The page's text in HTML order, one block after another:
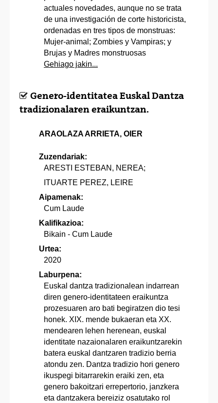
actuales novedades, aunque no se trata
de una investigación de corte historicista,
ordenadas en tres tipos de monstruas:
Mujer-animal; Zombies y Vampiras; y
Brujas y Madres monstruosas
Gehiago jakin...
Genero-identitatea Euskal Dantza
tradizionalaren eraikuntzan.
ARAOLAZA ARRIETA, OIER
Zuzendariak:
ARESTI ESTEBAN, NEREA;
ITUARTE PEREZ, LEIRE
Aipamenak:
Cum Laude
Kalifikazioa:
Bikain - Cum Laude
Urtea:
2020
Laburpena:
Euskal dantza tradizionalean indarrean
diren genero-identitateen eraikuntza
prozesuaren aro bati begiratzen dio tesi
honek. XIX. mende bukaeran eta XX.
mendearen lehen herenean, euskal
identitate nazaionalaren eraikuntzarekin
batera euskal dantzaren tradizio berria
atondu zen. Dantza tradizio hori genero
ikuspegi bitarrarekin eraiki zen, eta
genero bakoitzari errepertorio, janzkera
eta dantzakera bereiziz osatutako rol